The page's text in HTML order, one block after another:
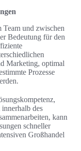
Team und zwischen
Bedeutung für den
Marketing, optimal
Prozesse
des
kann
schneller
Großhandel